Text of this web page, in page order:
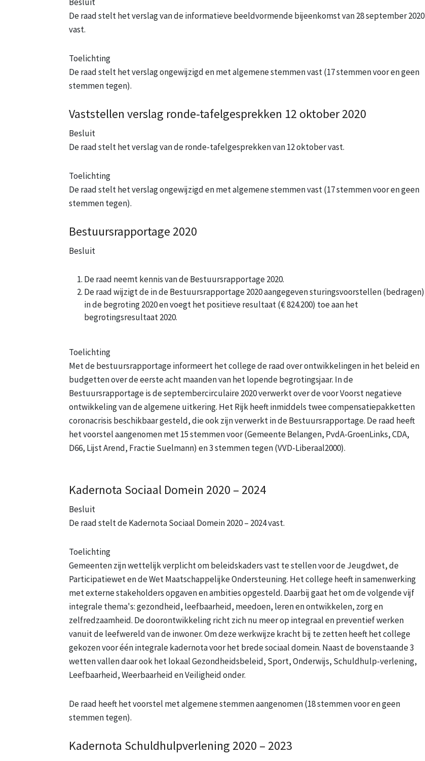
De raad stelt het verslag van de informatieve beeldvormende bijeenkomst van 28 september 2020
vast.
Toelichting
De raad stelt het verslag ongewijzigd en met algemene stemmen vast (17 stemmen voor en geen
stemmen tegen).
Vaststellen verslag ronde-tafelgesprekken 12 oktober 2020
Besluit
De raad stelt het verslag van de ronde-tafelgesprekken van 12 oktober vast.
Toelichting
De raad stelt het verslag ongewijzigd en met algemene stemmen vast (17 stemmen voor en geen
stemmen tegen).
Bestuursrapportage 2020
Besluit
De raad neemt kennis van de Bestuursrapportage 2020.
De raad wijzigt de in de Bestuursrapportage 2020 aangegeven sturingsvoorstellen (bedragen)
in de begroting 2020 en voegt het positieve resultaat (€ 824.200) toe aan het
begrotingsresultaat 2020.
Toelichting
Met de bestuursrapportage informeert het college de raad over ontwikkelingen in het beleid en
budgetten over de eerste acht maanden van het lopende begrotingsjaar. In de
Bestuursrapportage is de septembercirculaire 2020 verwerkt over de voor Voorst negatieve
ontwikkeling van de algemene uitkering. Het Rijk heeft inmiddels twee compensatiepakketten
coronacrisis beschikbaar gesteld, die ook zijn verwerkt in de Bestuursrapportage. De raad heeft
het voorstel aangenomen met 15 stemmen voor (Gemeente Belangen, PvdA-GroenLinks, CDA,
D66, Lijst Arend, Fractie Suelmann) en 3 stemmen tegen (VVD-Liberaal2000).
Kadernota Sociaal Domein 2020 – 2024
Besluit
De raad stelt de Kadernota Sociaal Domein 2020 – 2024 vast.
Toelichting
Gemeenten zijn wettelijk verplicht om beleidskaders vast te stellen voor de Jeugdwet, de
Participatiewet en de Wet Maatschappelijke Ondersteuning. Het college heeft in samenwerking
met externe stakeholders opgaven en ambities opgesteld. Daarbij gaat het om de volgende vijf
integrale thema's: gezondheid, leefbaarheid, meedoen, leren en ontwikkelen, zorg en
zelfredzaamheid. De doorontwikkeling richt zich nu meer op integraal en preventief werken
vanuit de leefwereld van de inwoner. Om deze werkwijze kracht bij te zetten heeft het college
gekozen voor één integrale kadernota voor het brede sociaal domein. Naast de bovenstaande 3
wetten vallen daar ook het lokaal Gezondheidsbeleid, Sport, Onderwijs, Schuldhulp-verlening,
Leefbaarheid, Weerbaarheid en Veiligheid onder.
De raad heeft het voorstel met algemene stemmen aangenomen (18 stemmen voor en geen
stemmen tegen).
Kadernota Schuldhulpverlening 2020 – 2023